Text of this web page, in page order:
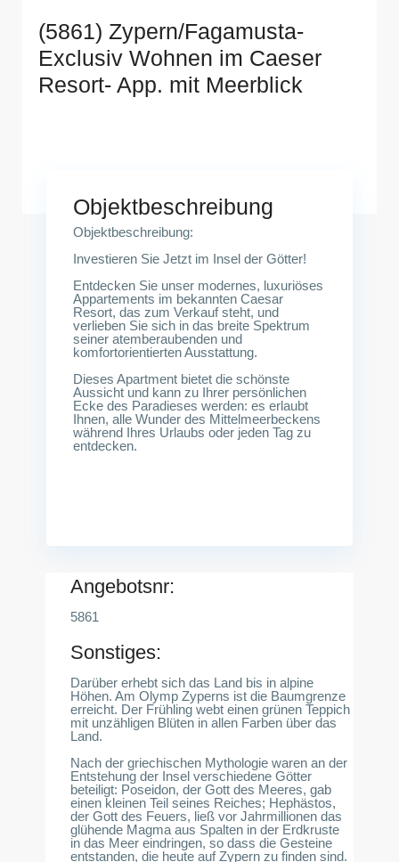
(5861) Zypern/Fagamusta-
Exclusiv Wohnen im Caeser
Resort- App. mit Meerblick
Objektbeschreibung
Objektbeschreibung:
Investieren Sie Jetzt im Insel der Götter!
Entdecken Sie unser modernes, luxuriöses
Appartements im bekannten Caesar
Resort, das zum Verkauf steht, und
verlieben Sie sich in das breite Spektrum
seiner atemberaubenden und
komfortorientierten Ausstattung.
Dieses Apartment bietet die schönste
Aussicht und kann zu Ihrer persönlichen
Ecke des Paradieses werden: es erlaubt
Ihnen, alle Wunder des Mittelmeerbeckens
während Ihres Urlaubs oder jeden Tag zu
entdecken.
Angebotsnr:
5861
Sonstiges:
Darüber erhebt sich das Land bis in alpine
Höhen. Am Olymp Zyperns ist die Baumgrenze
erreicht. Der Frühling webt einen grünen Teppich
mit unzähligen Blüten in allen Farben über das
Land.
Nach der griechischen Mythologie waren an der
Entstehung der Insel verschiedene Götter
beteiligt: Poseidon, der Gott des Meeres, gab
einen kleinen Teil seines Reiches; Hephästos,
der Gott des Feuers, ließ vor Jahrmillionen das
glühende Magma aus Spalten in der Erdkruste
in das Meer eindringen, so dass die Gesteine
entstanden, die heute auf Zypern zu finden sind.